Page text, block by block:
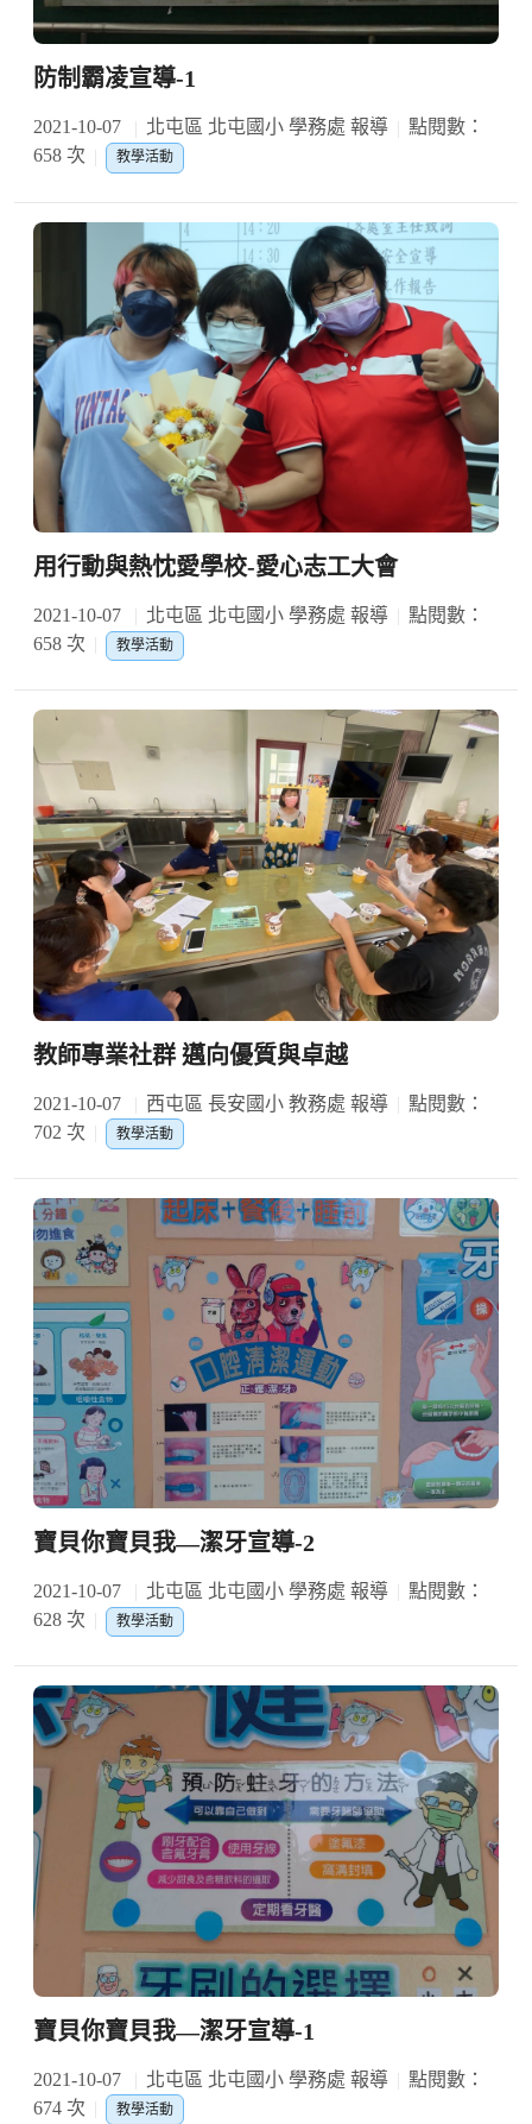
防制霸凌宣導-1
2021-10-07 北屯區 北屯國小 學務處 報導
點閱數：
658 次
教學活動
用行動與熱忱愛學校-愛心志工大會
2021-10-07 北屯區 北屯國小 學務處 報導
點閱數：
658 次
教學活動
教師專業社群 邁向優質與卓越
2021-10-07 西屯區 長安國小 教務處 報導
點閱數：
702 次
教學活動
寶貝你寶貝我—潔牙宣導-2
2021-10-07 北屯區 北屯國小 學務處 報導
點閱數：
628 次
教學活動
寶貝你寶貝我—潔牙宣導-1
2021-10-07 北屯區 北屯國小 學務處 報導
點閱數：
674 次
教學活動